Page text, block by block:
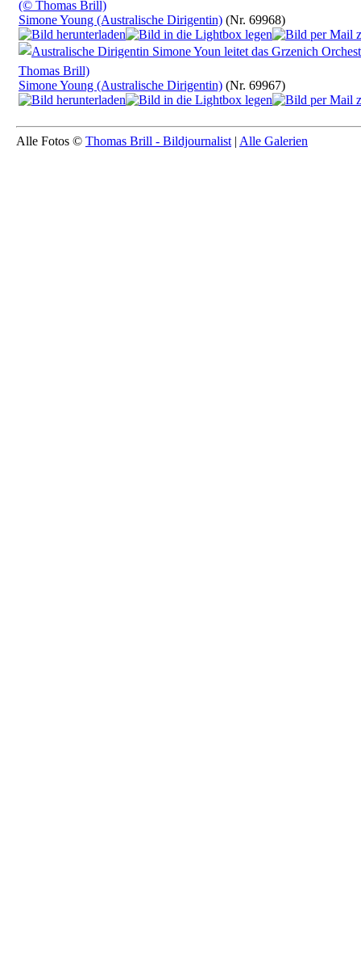
Simone Young (Australische Dirigentin) (Nr. 69968)
Simone Young (Australische Dirigentin) (Nr. 69967)
Alle Fotos © Thomas Brill - Bildjournalist | Alle Galerien